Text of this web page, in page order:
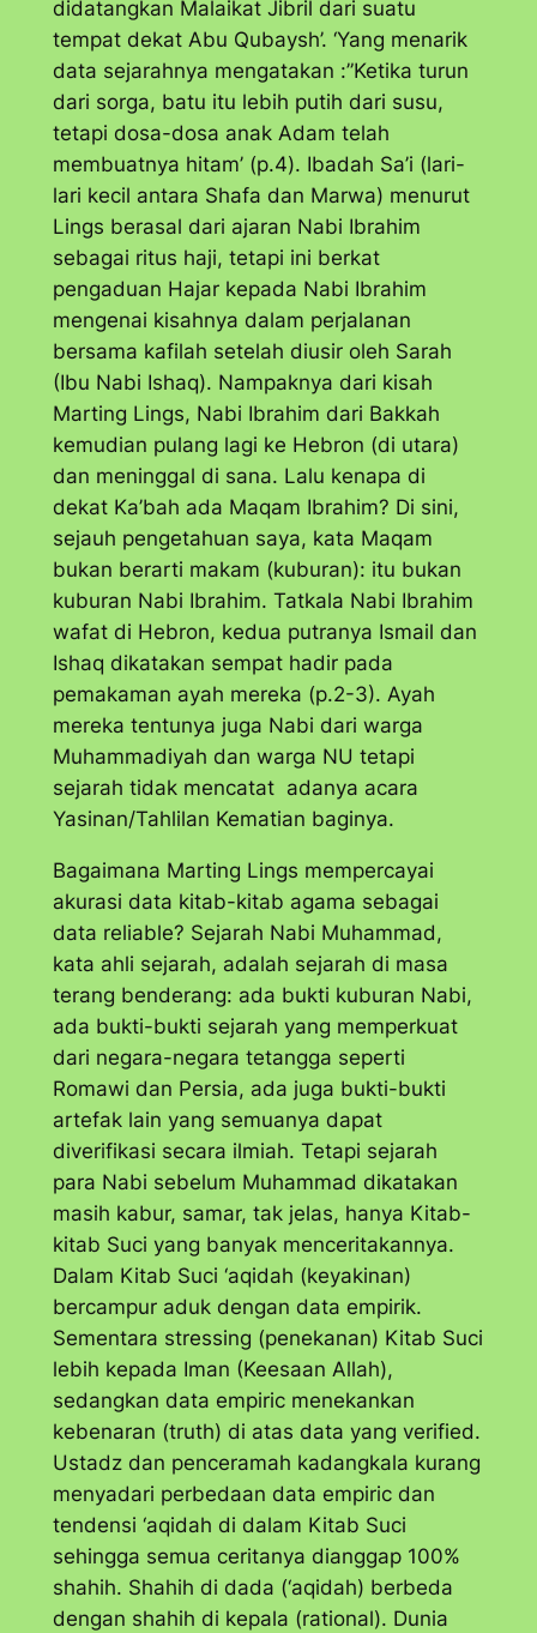
didatangkan Malaikat Jibril dari suatu
tempat dekat Abu Qubaysh’. ‘Yang menarik
data sejarahnya mengatakan :”Ketika turun
dari sorga, batu itu lebih putih dari susu,
tetapi dosa-dosa anak Adam telah
membuatnya hitam’ (p.4). Ibadah Sa’i (lari-
lari kecil antara Shafa dan Marwa) menurut
Lings berasal dari ajaran Nabi Ibrahim
sebagai ritus haji, tetapi ini berkat
pengaduan Hajar kepada Nabi Ibrahim
mengenai kisahnya dalam perjalanan
bersama kafilah setelah diusir oleh Sarah
(Ibu Nabi Ishaq). Nampaknya dari kisah
Marting Lings, Nabi Ibrahim dari Bakkah
kemudian pulang lagi ke Hebron (di utara)
dan meninggal di sana. Lalu kenapa di
dekat Ka’bah ada Maqam Ibrahim? Di sini,
sejauh pengetahuan saya, kata Maqam
bukan berarti makam (kuburan): itu bukan
kuburan Nabi Ibrahim. Tatkala Nabi Ibrahim
wafat di Hebron, kedua putranya Ismail dan
Ishaq dikatakan sempat hadir pada
pemakaman ayah mereka (p.2-3). Ayah
mereka tentunya juga Nabi dari warga
Muhammadiyah dan warga NU tetapi
sejarah tidak mencatat adanya acara
Yasinan/Tahlilan Kematian baginya.
Bagaimana Marting Lings mempercayai
akurasi data kitab-kitab agama sebagai
data reliable? Sejarah Nabi Muhammad,
kata ahli sejarah, adalah sejarah di masa
terang benderang: ada bukti kuburan Nabi,
ada bukti-bukti sejarah yang memperkuat
dari negara-negara tetangga seperti
Romawi dan Persia, ada juga bukti-bukti
artefak lain yang semuanya dapat
diverifikasi secara ilmiah. Tetapi sejarah
para Nabi sebelum Muhammad dikatakan
masih kabur, samar, tak jelas, hanya Kitab-
kitab Suci yang banyak menceritakannya.
Dalam Kitab Suci ‘aqidah (keyakinan)
bercampur aduk dengan data empirik.
Sementara stressing (penekanan) Kitab Suci
lebih kepada Iman (Keesaan Allah),
sedangkan data empiric menekankan
kebenaran (truth) di atas data yang verified.
Ustadz dan penceramah kadangkala kurang
menyadari perbedaan data empiric dan
tendensi ‘aqidah di dalam Kitab Suci
sehingga semua ceritanya dianggap 100%
shahih. Shahih di dada (‘aqidah) berbeda
dengan shahih di kepala (rational). Dunia